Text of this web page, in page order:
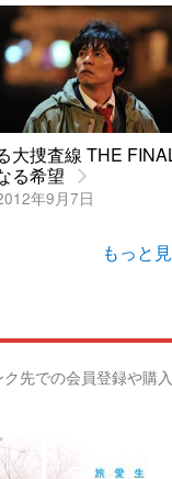
大捜査線 THE
る希望
年9月7日
もっと
先での会員登録や購